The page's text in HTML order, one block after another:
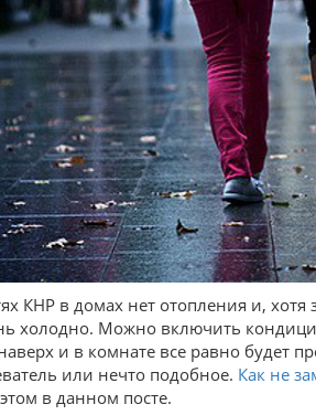
КНР в домах нет отопления и, хотя
холодно. Можно включить
и в комнате все равно будет
или нечто подобное. Как не
в данном посте.